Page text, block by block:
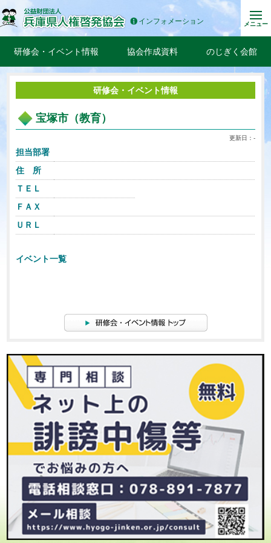
インフォメーション メニュー
研修会・イベント情報 協会作成資料 のじぎく会館
研修会・イベント情報
宝塚市（教育）
更新日：-
担当部署
住 所
ＴＥＬ
ＦＡＸ
ＵＲＬ
イベント一覧